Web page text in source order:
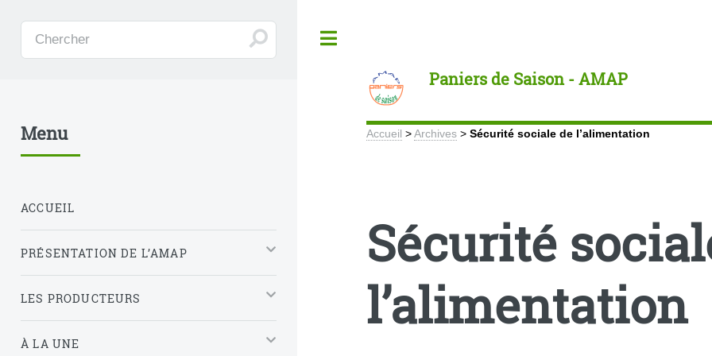
Paniers de Saison - AMAP
Accueil >Archives >Sécurité sociale de l’alimentation
Sécurité
l’alimentation
Menu
ACCUEIL
PRÉSENTATION DE L’AMAP
LES PRODUCTEURS
À LA UNE